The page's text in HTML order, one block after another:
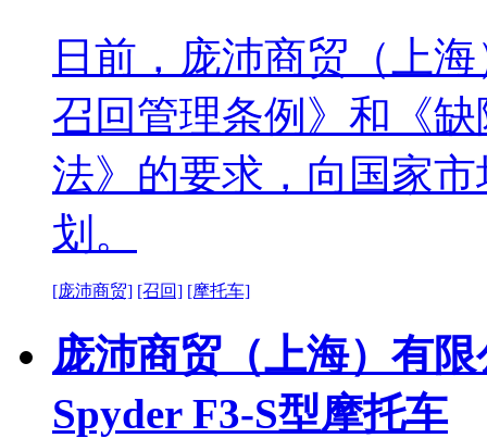
日前，庞沛商贸（上
召回管理条例》和《
法》的要求，向国家
划。
[庞沛商贸] [召回] [摩托车]
庞沛商贸（上海）有
Spyder F3-S型摩托车